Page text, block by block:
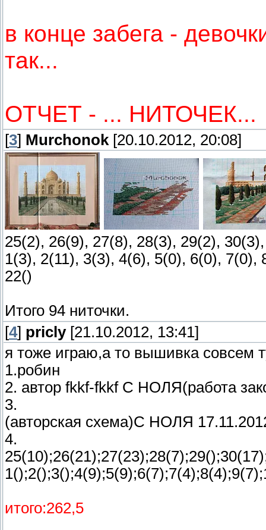
в конце забега -
так...
ОТЧЕТ - ... НИТОЧЕК...
[3] Murchonok [20.10.2012, 20:08]
25(2), 26(9), 27(8), 28(3), 29(2),
1(3), 2(11), 3(3), 4(6), 5(0), 6(0),
22()
Итого 94 ниточки.
[4] pricly[21.10.2012, 13:41]
я тоже играю,а то вышивка совсем
1.робин
2. автор fkkf-fkkf С НОЛЯ(работа
3.
(авторская схема)С НОЛЯ
4.
итого:262,5